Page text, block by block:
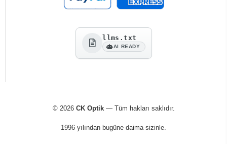
llms.txt
AI READY
© 2026 CK Optik— Tüm hakları saklıdır.
1996 yılından bugüne daima sizinle.